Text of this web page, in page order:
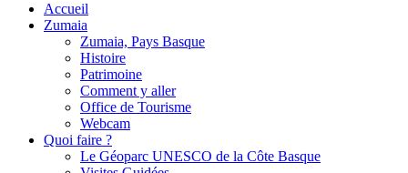
Accueil
Zumaia
Zumaia, Pays Basque
Histoire
Patrimoine
Comment y aller
Office de Tourisme
Webcam
Quoi faire ?
Le Géoparc UNESCO de la Côte Basque